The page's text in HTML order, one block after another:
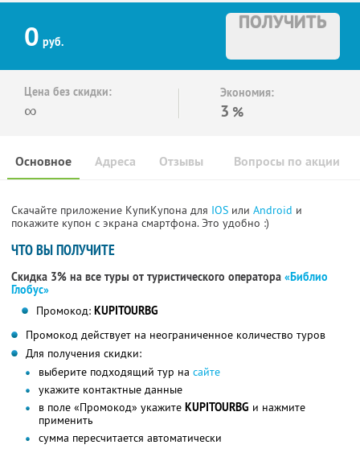
0 руб.
ПОЛУЧИТЬ
Цена без скидки:
∞
Экономия:
3 %
Основное Отзывы Вопросы по акции
Адреса
Скачайте приложение КупиКупона для IOS или Android и
покажите купон с экрана смартфона. Это удобно :)
ЧТО ВЫ ПОЛУЧИТЕ
Скидка 3% на все туры от туристического оператора «Библио
Глобус»
Промокод: KUPITOURBG
Промокод действует на неограниченное количество туров
Для получения скидки:
выберите подходящий тур на сайте
укажите контактные данные
в поле «Промокод» укажите KUPITOURBG и нажмите
применить
сумма пересчитается автоматически